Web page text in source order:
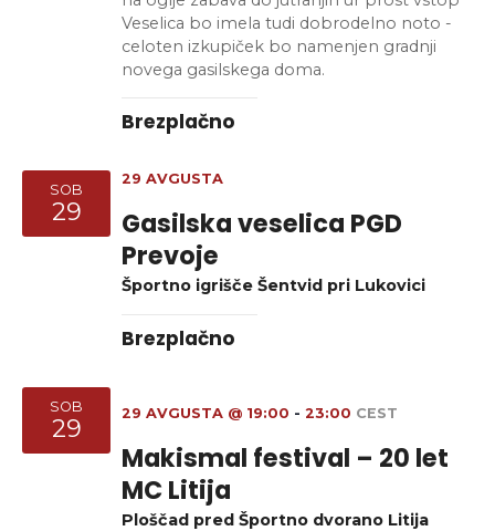
Veselica bo imela tudi dobrodelno noto -
celoten izkupiček bo namenjen gradnji
novega gasilskega doma.
Brezplačno
SOB
29
Gasilska veselica PGD
Prevoje
29 AVGUSTA
Športno igrišče Šentvid pri Lukovici
Brezplačno
SOB
29
Makismal festival – 20 let
MC Litija
29 AVGUSTA @ 19:00 - 23:00 CEST
Ploščad pred Športno dvorano Litija